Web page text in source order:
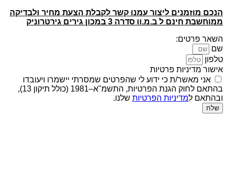
הנכם מוזמנים ליצור עמנו קשר לקבלת הצעת מחיר ולבדיקה
ממוחשבת חינם ל ב.מ.וו סדרה 3 במכון גירים גירטרוניק
השאר פרטים:
שם
טלפון
אישור מדיניות פרטיות
אני מאשר/ת כי ידוע לי שהפרטים שמסרתי יישמרו ויעובדו
בהתאם לחוק הגנת הפרטיות, התשמ"א–1981 (כולל תיקון 13),
ובהתאם למדיניות הפרטיות שלנו.
שלח